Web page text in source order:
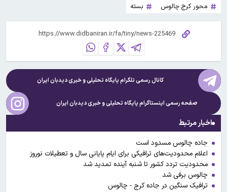
محور کرج چالوس
بسته
کانال رسمی تلگرام پایگاه تحلیلی و خبریدیدبان ایران
صفحه رسمی اینستاگرام پایگاه تحلیلی و خبریدیدبان ایران
اخبار مرتبط
جاده چالوس مسدود است
اعلام محدودیت‌های ترافیکی برای ایام پایانی سال و تعطیلات نوروز
محدودیت تردد کشور تا شنبه آینده تمدید شد
چالوس برفی شد
ترافیک سنگین در جاده کرج - چالوس